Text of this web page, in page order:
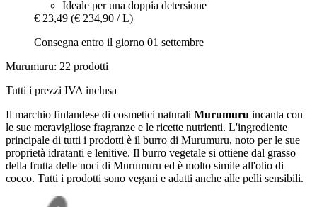
Ideale per una doppia detersione
€ 23,49 (€ 234,90 / L)
Consegna entro il giorno 01 settembre
Murumuru: 22 prodotti
Tutti i prezzi IVA inclusa
Il marchio finlandese di cosmetici naturali Murumuru incanta con
le sue meravigliose fragranze e le ricette nutrienti. L'ingrediente
principale di tutti i prodotti è il burro di Murumuru, noto per le sue
proprietà idratanti e lenitive. Il burro vegetale si ottiene dal grasso
della frutta delle noci di Murumuru ed è molto simile all'olio di
cocco. Tutti i prodotti sono vegani e adatti anche alle pelli sensibili.